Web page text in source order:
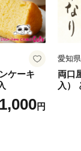
ケーキ
円
愛知
両口
入） どら焼き どらやき 手土
産
豆